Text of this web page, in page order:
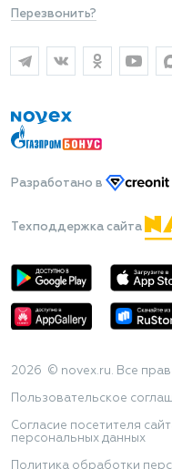
Перезвонить?
Разработано в
Техподдержка сайта
2026 © novex.ru. Все
Пользовательское
Согласие посетителя
персональных данных
Политика обработки